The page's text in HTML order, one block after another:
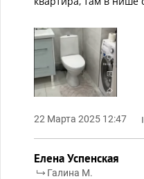
22 Марта 2025 12:47
Елена Успенская
Галина М.